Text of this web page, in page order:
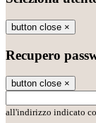
button close ×
Recupero
button close ×
all'indirizzo indicato